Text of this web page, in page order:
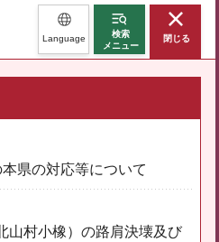
Language
検索
メニュー
閉じる
県の対応等について
山村小橡）の路肩決壊及び